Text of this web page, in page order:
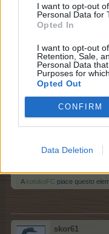
I want to opt-out
Personal Data for
Opted In
I want to opt-out
Retention, Sale,
Personal Data
Purposes for
Opted Out
CONFIRM
Data Deletion
5M.E.
2 dicembre 2024
5 mangime extra
A kotokoFC piace questo
skor61